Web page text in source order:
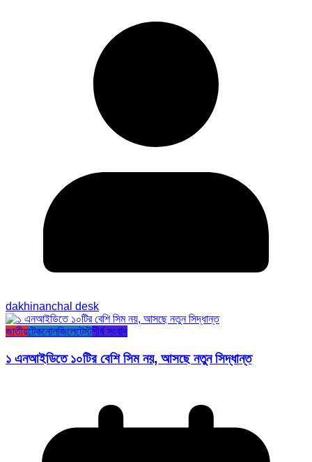
dakhinanchal desk
জাতীয়টেকনোলজিলেটেস্টশীর্ষ সংবাদ
১ এনআইডিতে ১০টির বেশি সিম নয়, আসছে নতুন সিদ্ধান্ত